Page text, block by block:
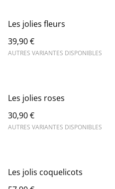
Les jolies fleurs
39,90 €
AUTRES VARIANTES DISPONIBLES
Les jolies roses
30,90 €
AUTRES VARIANTES DISPONIBLES
Les jolis coquelicots